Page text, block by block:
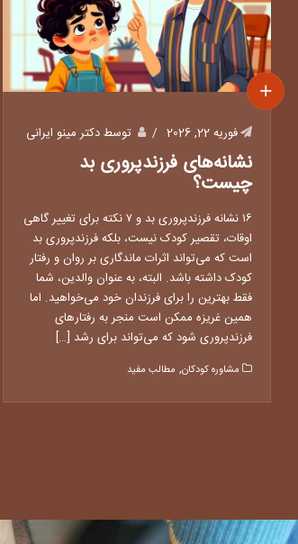
فوریه 22, 2026 توسط دکتر مینو ایرانی
نشانه‌های فرزندپروری بد
چیست؟
۱۶ نشانه فرزندپروری بد و ۷ نکته برای تغییر گاهی
اوقات، تقصیر کودک نیست، بلکه فرزندپروری بد
است که می‌تواند اثرات ماندگاری بر روان و رفتار
کودک داشته باشد. البته، به عنوان والدین، شما
فقط بهترین را برای فرزندان خود می‌خواهید. اما
همین غریزه ممکن است منجر به رفتارهای
فرزندپروری شود که می‌تواند برای رشد […]
مشاوره کودکان, مطالب مفید